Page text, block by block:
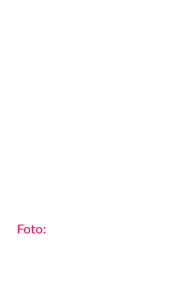
Foto: